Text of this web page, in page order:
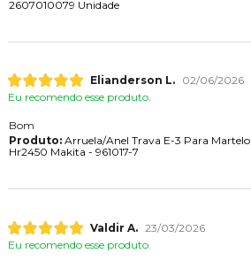
2607010079 Unidade
Elianderson L.
02/06/2026
Eu recomendo esse produto.
Bom
Produto:Arruela/Anel Trava E-3 Para Martelo
Hr2450 Makita - 961017-7
Valdir A. 23/03/2026
Eu recomendo esse produto.